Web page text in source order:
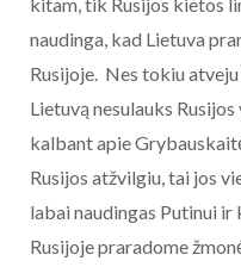
naudinga, kad Lietuva
Rusijoje. Nes tokiu
Lietuvą nesulauks
kalbant apie
Rusijos atžvilgiu, tai jos
labai naudingas Putinui ir
Rusijoje praradome